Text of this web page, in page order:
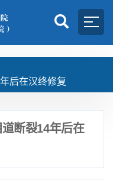
后在汉终修复
道断裂14年后在